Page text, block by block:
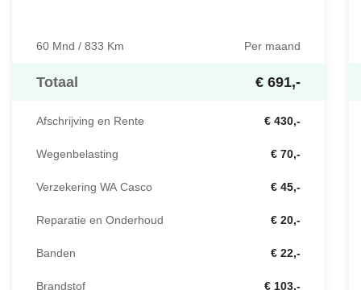
60 Mnd / 833 Km Per maand
Totaal € 691,-
Afschrijving en Rente € 430,-
Wegenbelasting € 70,-
Verzekering WA Casco € 45,-
Reparatie en Onderhoud € 20,-
Banden € 22,-
Brandstof € 103,-